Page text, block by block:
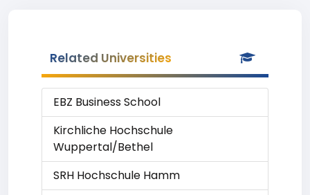
Related Universities
EBZ Business School
Kirchliche Hochschule
Wuppertal/Bethel
SRH Hochschule Hamm